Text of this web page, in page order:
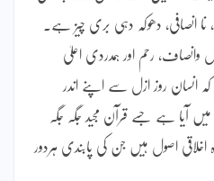
انصافی، دھوکہ دہی بری چیز ہے۔
وانصاف، رحم اور ہمدردی اعلیٰ
روز ازل سے اپنے اندر
آیا ہے جسے قرآن مجید جگہ جگہ
اخلاقی اصول ہیں جن کی پابندی ہردور